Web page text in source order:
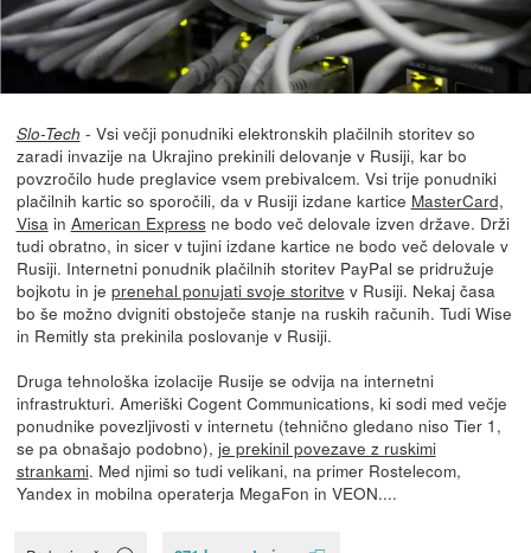
Slo-Tech - Vsi večji ponudniki elektronskih plačilnih storitev so
zaradi invazije na Ukrajino prekinili delovanje v Rusiji, kar bo
povzročilo hude preglavice vsem prebivalcem. Vsi trije ponudniki
plačilnih kartic so sporočili, da v Rusiji izdane kartice MasterCard,
Visa in American Expressne bodo več delovale izven države. Drži
tudi obratno, in sicer v tujini izdane kartice ne bodo več delovale v
Rusiji. Internetni ponudnik plačilnih storitev PayPal se pridružuje
bojkotu in je prenehal ponujati svoje storitve v Rusiji. Nekaj časa
bo še možno dvigniti obstoječe stanje na ruskih računih. Tudi Wise
in Remitly sta prekinila poslovanje v Rusiji.
Druga tehnološka izolacije Rusije se odvija na internetni
infrastrukturi. Ameriški Cogent Communications, ki sodi med večje
ponudnike povezljivosti v internetu (tehnično gledano niso Tier 1,
se pa obnašajo podobno), je prekinil povezave z ruskimi
strankami. Med njimi so tudi velikani, na primer Rostelecom,
Yandex in mobilna operaterja MegaFon in VEON....